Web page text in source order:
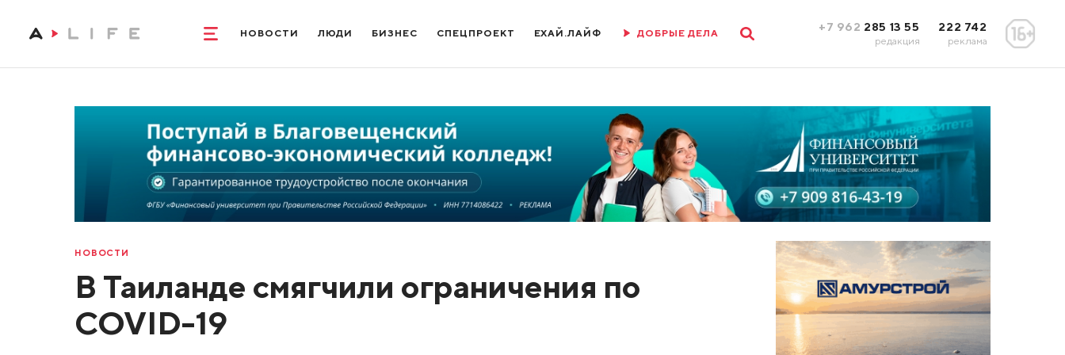
НОВОСТИ ЛЮДИ БИЗНЕС СПЕЦПРОЕКТ ЕХАЙ.ЛАЙФ ДОБРЫЕ ДЕЛА +7 962 285 13 55
редакция
222 742
реклама
НОВОСТИ
В Таиланде смягчили ограничения по
COVID-19